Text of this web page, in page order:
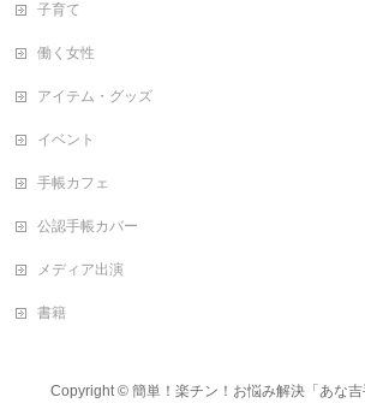
子育て
働く女性
アイテム・グッズ
イベント
手帳カフェ
公認手帳カバー
メディア出演
書籍
Copyright ©簡単！楽チン！お悩み解決「あな吉